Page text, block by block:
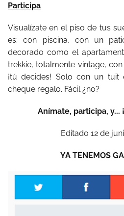
Participa
Visualízate en el piso de tus
es: con piscina, con un
decorado como el
trekkie, totalmente vintage,
¡tú decides! Solo con un
cheque regalo. Fácil ¿no?
Anímate, participa, y...
Editado 12 de
YA TENEMOS